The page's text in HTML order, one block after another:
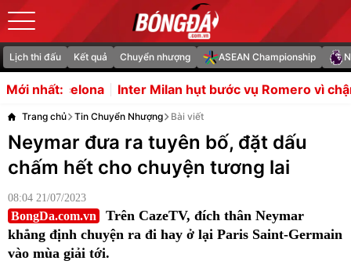
Lịch thi đấu Kết quả Chuyển nhượng ASEAN Championship
Mới nhất:
Milan hụt bước vụ Romero vì chậm trễ bán người
Trang chủ Tin Chuyển Nhượng Bài viết
Neymar đưa ra tuyên bố, đặt dấu
chấm hết cho chuyện tương lai
08:04 21/07/2023
BongDa.com.vn
Trên CazeTV, đích thân Neymar
khẳng định chuyện ra đi hay ở lại Paris Saint-Germain
vào mùa giải tới.